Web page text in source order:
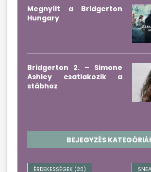
Megnyílt a Bridgerton
Hungary
Bridgerton 2. – Simone
Ashley csatlakozik a
stábhoz
BEJEGYZÉS
ÉRDEKESSÉGEK (20)